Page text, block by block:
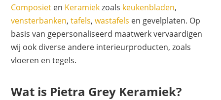
Composiet en Keramiekzoals keukenbladen,
vensterbanken,tafels,wastafels en gevelplaten. Op
basis van gepersonaliseerd maatwerk vervaardigen
wij ook diverse andere interieurproducten, zoals
vloeren en tegels.
Wat is Pietra Grey Keramiek?